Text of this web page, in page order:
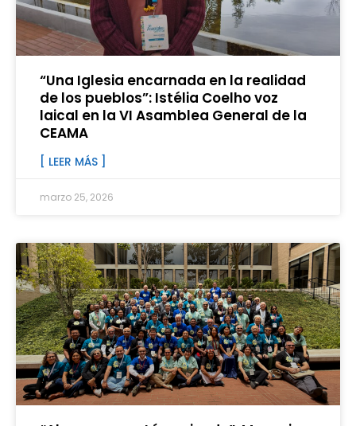
“Una Iglesia encarnada en la realidad
de los pueblos”: Istélia Coelho voz
laical en la VI Asamblea General de la
CEAMA
[ LEER MÁS ]
marzo 25, 2026